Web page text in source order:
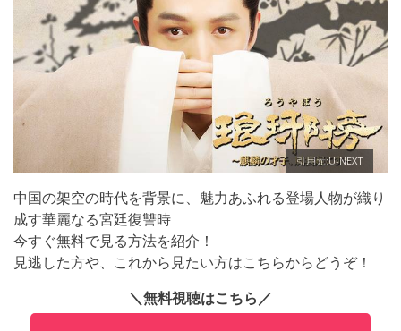
引用元:U-NEXT
中国の架空の時代を背景に、魅力あふれる登場人物が織り
成す華麗なる宮廷復讐時
今すぐ無料で見る方法を紹介！
見逃した方や、これから見たい方はこちらからどうぞ！
＼無料視聴はこちら／